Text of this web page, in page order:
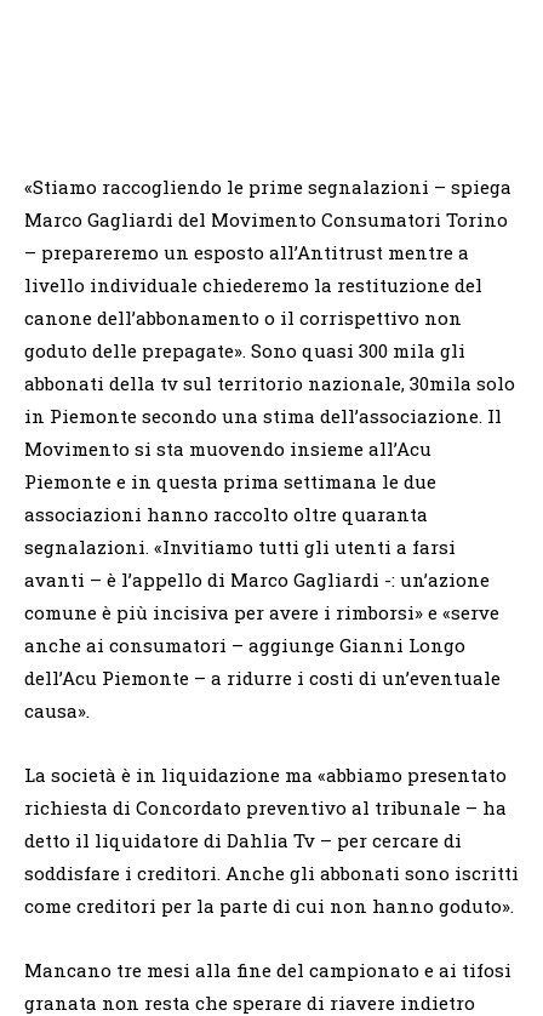
«Stiamo raccogliendo le prime segnalazioni – spiega
Marco Gagliardi del Movimento Consumatori Torino
– prepareremo un esposto all’Antitrust mentre a
livello individuale chiederemo la restituzione del
canone dell’abbonamento o il corrispettivo non
goduto delle prepagate». Sono quasi 300 mila gli
abbonati della tv sul territorio nazionale, 30mila solo
in Piemonte secondo una stima dell’associazione. Il
Movimento si sta muovendo insieme all’Acu
Piemonte e in questa prima settimana le due
associazioni hanno raccolto oltre quaranta
segnalazioni. «Invitiamo tutti gli utenti a farsi
avanti – è l’appello di Marco Gagliardi -: un’azione
comune è più incisiva per avere i rimborsi» e «serve
anche ai consumatori – aggiunge Gianni Longo
dell’Acu Piemonte – a ridurre i costi di un’eventuale
causa».
La società è in liquidazione ma «abbiamo presentato
richiesta di Concordato preventivo al tribunale – ha
detto il liquidatore di Dahlia Tv – per cercare di
soddisfare i creditori. Anche gli abbonati sono iscritti
come creditori per la parte di cui non hanno goduto».
Mancano tre mesi alla fine del campionato e ai tifosi
granata non resta che sperare di riavere indietro